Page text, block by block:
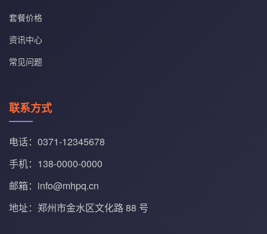
套餐价格
资讯中心
常见问题
联系方式
电话：0371-12345678
手机：138-0000-0000
邮箱：info@mhpq.cn
地址：郑州市金水区文化路 88 号